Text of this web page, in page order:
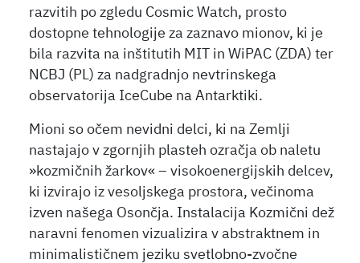
razvitih po zgledu Cosmic Watch, prosto
dostopne tehnologije za zaznavo mionov, ki je
bila razvita na inštitutih MIT in WiPAC (ZDA) ter
NCBJ (PL) za nadgradnjo nevtrinskega
observatorija IceCube na Antarktiki.
Mioni so očem nevidni delci, ki na Zemlji
nastajajo v zgornjih plasteh ozračja ob naletu
»kozmičnih žarkov« – visokoenergijskih delcev,
ki izvirajo iz vesoljskega prostora, večinoma
izven našega Osončja. Instalacija Kozmični dež
naravni fenomen vizualizira v abstraktnem in
minimalističnem jeziku svetlobno-zvočne